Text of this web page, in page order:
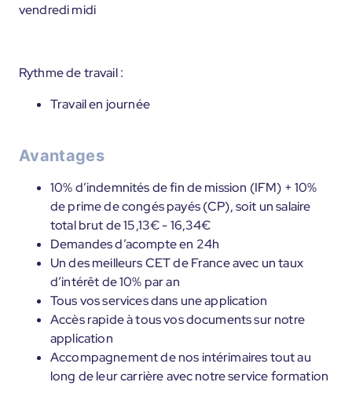
vendredi midi
Rythme de travail :
Travail en journée
Avantages
10% d’indemnités de fin de mission (IFM) + 10%
de prime de congés payés (CP), soit un salaire
total brut de 15,13€ - 16,34€
Demandes d’acompte en 24h
Un des meilleurs CET de France avec un taux
d’intérêt de 10% par an
Tous vos services dans une application
Accès rapide à tous vos documents sur notre
application
Accompagnement de nos intérimaires tout au
long de leur carrière avec notre service formation